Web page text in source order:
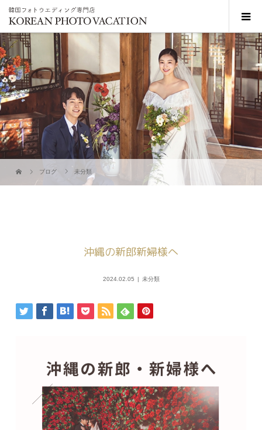
ブログ 未分類
沖縄の新郎新婦様へ
2024.02.05 未分類